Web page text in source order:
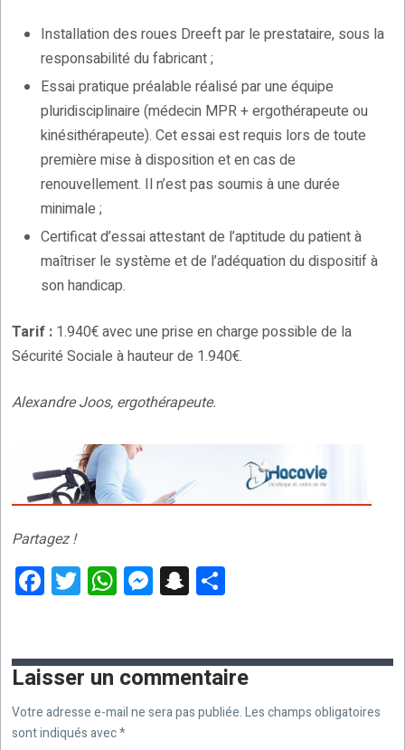
Installation des roues Dreeft par le prestataire, sous la
responsabilité du fabricant ;
Essai pratique préalable réalisé par une équipe
pluridisciplinaire (médecin MPR + ergothérapeute ou
kinésithérapeute). Cet essai est requis lors de toute
première mise à disposition et en cas de
renouvellement. Il n’est pas soumis à une durée
minimale ;
Certificat d’essai attestant de l’aptitude du patient à
maîtriser le système et de l’adéquation du dispositif à
son handicap.
Tarif : 1.940€ avec une prise en charge possible de la
Sécurité Sociale à hauteur de 1.940€.
Alexandre Joos, ergothérapeute.
Partagez !
F
a
b
o
o
T
wi
er
W
h
s
A
p
M
es
n
g
er
S
n
p
c
h
g
er
Laisser un commentaire
Votre adresse e-mail ne sera pas publiée.Les champs obligatoires
sont indiqués avec*